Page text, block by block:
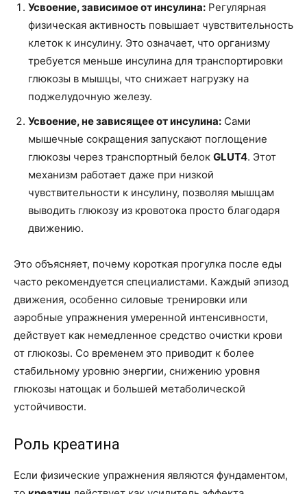
Усвоение, зависимое от инсулина: Регулярная
физическая активность повышает чувствительность
клеток к инсулину. Это означает, что организму
требуется меньше инсулина для транспортировки
глюкозы в мышцы, что снижает нагрузку на
поджелудочную железу.
Усвоение, не зависящее от инсулина: Сами
мышечные сокращения запускают поглощение
глюкозы через транспортный белок GLUT4. Этот
механизм работает даже при низкой
чувствительности к инсулину, позволяя мышцам
выводить глюкозу из кровотока просто благодаря
движению.
Это объясняет, почему короткая прогулка после еды
часто рекомендуется специалистами. Каждый эпизод
движения, особенно силовые тренировки или
аэробные упражнения умеренной интенсивности,
действует как немедленное средство очистки крови
от глюкозы. Со временем это приводит к более
стабильному уровню энергии, снижению уровня
глюкозы натощак и большей метаболической
устойчивости.
Роль креатина
Если физические упражнения являются фундаментом,